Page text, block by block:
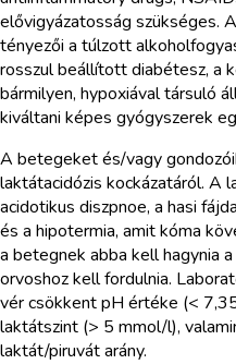
elővigyázatosság szükséges.
tényezői a túlzott
rosszul beállított diabétesz, a
bármilyen, hypoxiával társuló
kiváltani képes gyógyszerek
A betegeket és/vagy
laktátacidózis kockázatáról. A
acidotikus diszpnoe, a hasi
és a hipotermia, amit kóma
a betegnek abba kell hagynia
orvoshoz kell fordulnia.
vér csökkent pH értéke (<
laktátszint (> 5 mmol/l),
laktát/piruvát arány.